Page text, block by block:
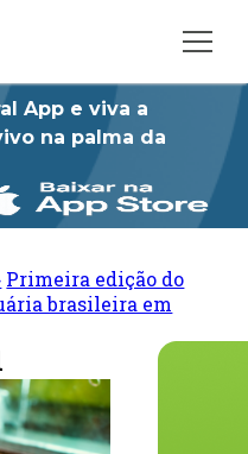
App e viva a
na palma da
Primeira edição do
brasileira em